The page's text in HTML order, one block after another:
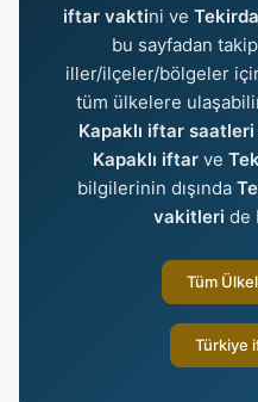
iftar vaktini ve
bu sayfadan
iller/ilçeler/bölgeler
tüm ülkelere
Kapaklı iftar saatleri
Kapaklı iftar ve
bilgilerinin dışında
vakitleri de
Tüm
Türkiye